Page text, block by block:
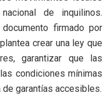
de inquilinos.
firmado por
crear una ley que
garantizar que las
condiciones mínimas
garantías accesibles.